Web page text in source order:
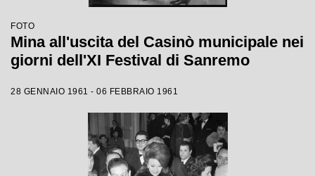
FOTO
Mina all'uscita del Casinò municipale nei
giorni dell'XI Festival di Sanremo
28 GENNAIO 1961 - 06 FEBBRAIO 1961